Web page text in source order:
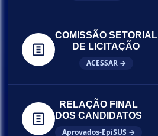
COMISSÃO SETORIAL
DE LICITAÇÃO
ACESSAR →
RELAÇÃO FINAL
DOS CANDIDATOS
Aprovados-EpiSUS →